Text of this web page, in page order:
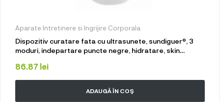
Aparate Intretinere si Ingrijire Corporala
Dispozitiv curatare fata cu ultrasunete, sundiguer®, 3
moduri, indepartare puncte negre, hidratare, skin
86.87 lei
ADAUGĂ ÎN COȘ